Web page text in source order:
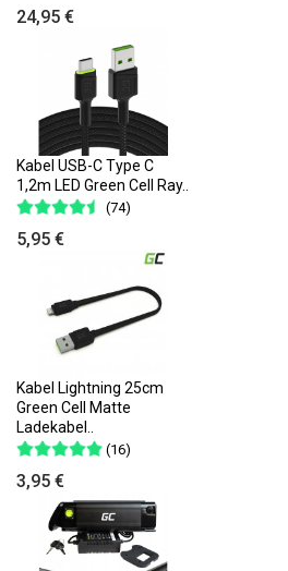
24,95 €
Kabel USB-C Type C
1,2m LED Green Cell Ray..
(74)
5,95 €
Kabel Lightning 25cm
Green Cell Matte
Ladekabel..
(16)
3,95 €